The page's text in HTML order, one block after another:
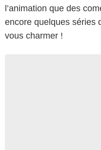
l’animation que des
encore quelques séries
vous charmer !